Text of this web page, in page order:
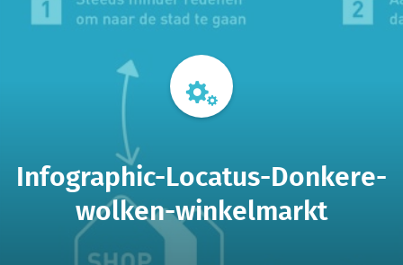
Infographic-Locatus-Donkere-
wolken-winkelmarkt